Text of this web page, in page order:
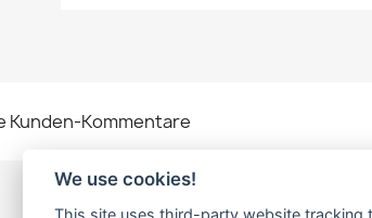
Kunden-Kommentare
We use cookies!